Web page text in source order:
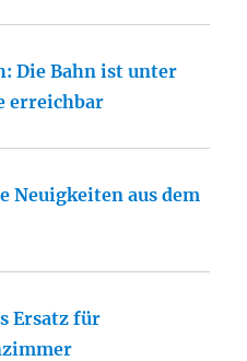
Die Bahn ist unter
erreichbar
Neuigkeiten aus dem
Ersatz für